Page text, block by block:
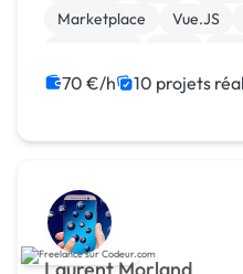
Marketplace
Vue.JS
70 €/h 10 projets